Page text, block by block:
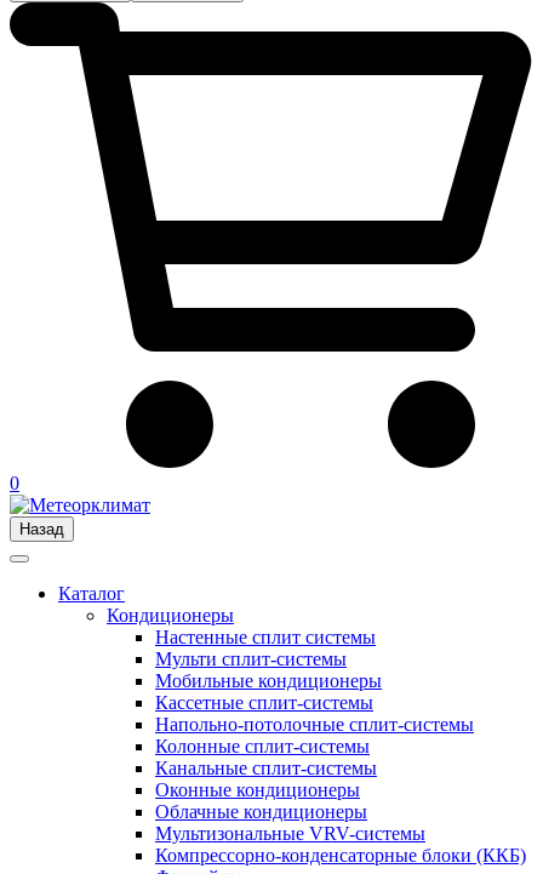
0
Назад
Каталог
Кондиционеры
Настенные сплит системы
Мульти сплит-системы
Мобильные кондиционеры
Кассетные сплит-системы
Напольно-потолочные сплит-системы
Колонные сплит-системы
Канальные сплит-системы
Оконные кондиционеры
Облачные кондиционеры
Мультизональные VRV-системы
Компрессорно-конденсаторные блоки (ККБ)